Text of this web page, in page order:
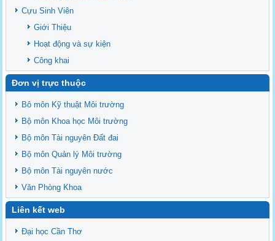
Cựu Sinh Viên
Giới Thiệu
Hoạt động và sự kiện
Công khai
Đơn vị trực thuộc
Bô môn Kỹ thuật Môi trường
Bộ môn Khoa học Môi trường
Bộ môn Tài nguyên Đất đai
Bộ môn Quản lý Môi trường
Bộ môn Tài nguyên nước
Văn Phòng Khoa
Liên kết web
Đại học Cần Thơ